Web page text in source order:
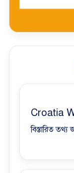
Croatia
বিস্তারিত